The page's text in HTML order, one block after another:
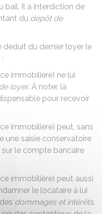
bail. Il a interdiction de
du dépôt de
déduit du dernier loyer le
immobilière) ne lui
loyer. À noter, la
pour recevoir
immobilière) peut, sans
une saisie conservatoire
le compte bancaire
immobilière) peut aussi
le locataire à lui
dommages et intérêts.